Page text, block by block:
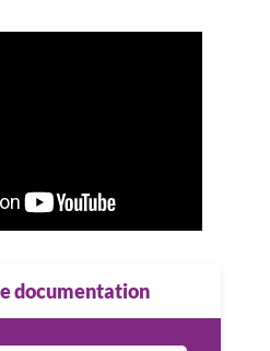
documentation